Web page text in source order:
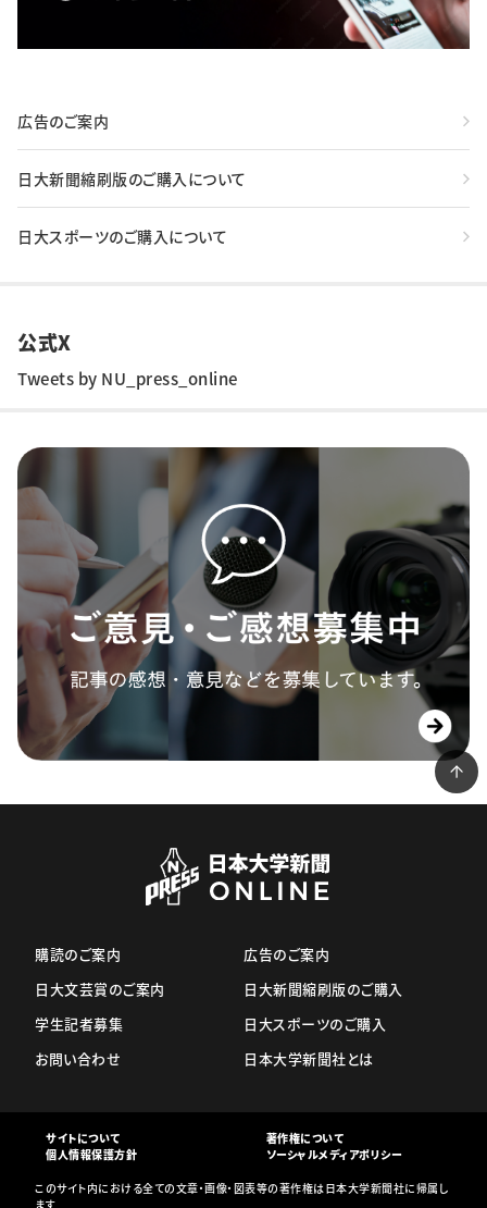
広告のご案内
日大新聞縮刷版のご購入について
日大スポーツのご購入について
公式X
Tweets by NU_press_online
購読のご案内
日大文芸賞のご案内
学生記者募集
お問い合わせ
広告のご案内
日大新聞縮刷版のご購入
日大スポーツのご購入
日本大学新聞社とは
サイトについて
著作権について
個人情報保護方針
ソーシャルメディアポリシー
このサイト内における全ての文章・画像・図表等の著作権は日本大学新聞社に帰属し
ます